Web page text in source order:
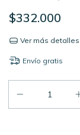
$332.000
Ver más detalles
Envío gratis